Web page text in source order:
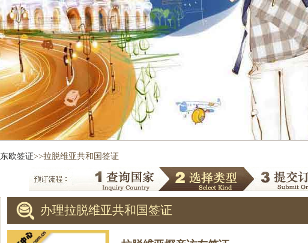
东欧签证>>拉脱维亚共和国签证
办理拉脱维亚共和国签证